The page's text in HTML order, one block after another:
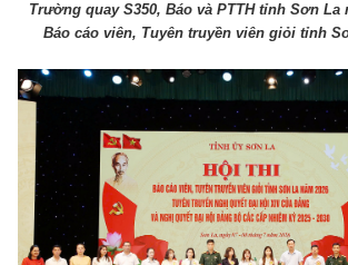
Trường quay S350, Báo và PTTH tỉnh Sơn
Báo cáo viên, Tuyên truyền viên giỏi tỉnh